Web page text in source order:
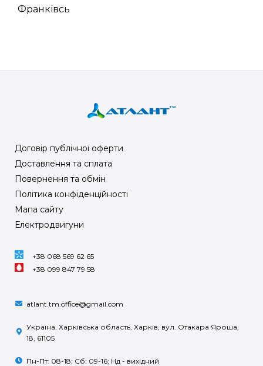
Франківсь
Договір публічної оферти
Доставлення та сплата
Повернення та обмін
Політика конфіденційності
Мапа сайту
Електродвигуни
+38 068 569 62 65
+38 099 847 79 58
atlant.tm.office@gmail.com
Україна, Харківська область, Харків, вул. Отакара Яроша,
18, 61105
Пн-Пт: 08-18; Сб: 09-16; Нд - вихідний